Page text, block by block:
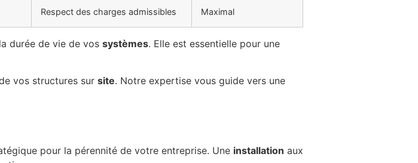
Respect des charges admissibles Maximal
durée de vie de vos systèmes. Elle est essentielle pour une
vos structures sur site. Notre expertise vous guide vers une
pour la pérennité de votre entreprise. Une installation aux